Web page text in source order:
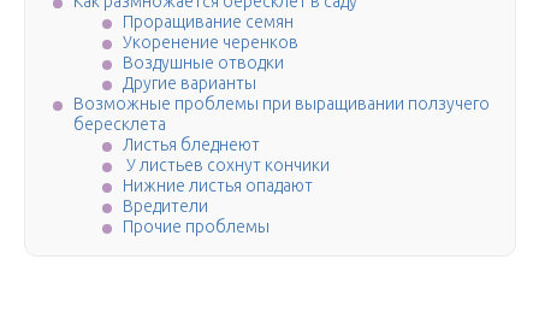
Проращивание семян
Укоренение черенков
Воздушные отводки
Другие варианты
Возможные проблемы при выращивании ползучего
бересклета
Листья бледнеют
У листьев сохнут кончики
Нижние листья опадают
Вредители
Прочие проблемы